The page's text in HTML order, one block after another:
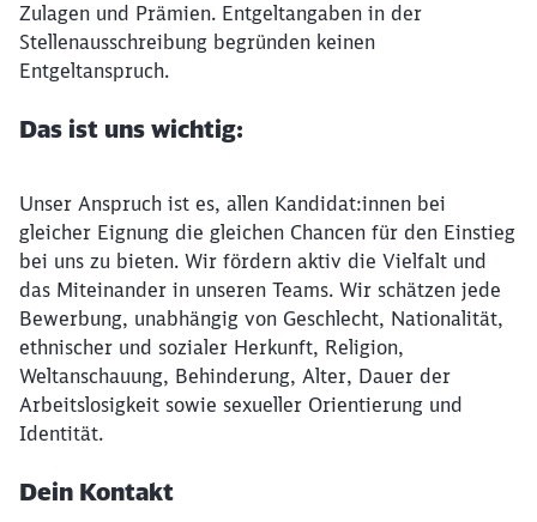
Zulagen und Prämien. Entgeltangaben in der
Stellenausschreibung begründen keinen
Entgeltanspruch.
Das ist uns wichtig:
Unser Anspruch ist es, allen Kandidat:innen bei
gleicher Eignung die gleichen Chancen für den Einstieg
bei uns zu bieten. Wir fördern aktiv die Vielfalt und
das Miteinander in unseren Teams. Wir schätzen jede
Bewerbung, unabhängig von Geschlecht, Nationalität,
ethnischer und sozialer Herkunft, Religion,
Weltanschauung, Behinderung, Alter, Dauer der
Arbeitslosigkeit sowie sexueller Orientierung und
Identität.
Dein Kontakt